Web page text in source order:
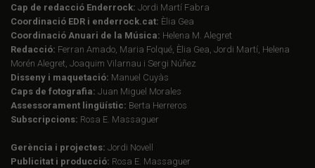
Cap de redacció Enderrock: Jordi Martí Fabra
Coordinació EDR i enderrock.cat: Èlia Gea
Coordinació Anuari de la Música: Helena M. Alegret
Redacció: Ferran Amado, Maria Folqué, Èlia Gea, Jordi Martí, Helena
Morén Alegret, Joaquim Vilarnau i Sergi Núñez
Disseny i maquetació: Manuel Cuyàs
Caps de fotografia: Juan Miguel Morales
Assessorament lingüístic: Berta Herreros
Subscripcions: Rosa E. Massaguer
Gerència i projectes: Jordi Novell
Publicitat i producció: Rosa E. Massaguer